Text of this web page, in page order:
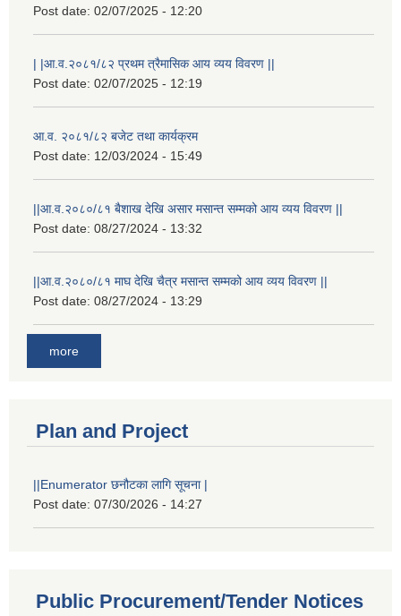
Post date: 02/07/2025 - 12:20
| |आ.व.२०८१/८२ प्रथम त्रैमासिक आय व्यय विवरण ||
Post date: 02/07/2025 - 12:19
आ.व. २०८१/८२ बजेट तथा कार्यक्रम
Post date: 12/03/2024 - 15:49
||आ.व.२०८०/८१ बैशाख देखि असार मसान्त सम्मको आय व्यय विवरण ||
Post date: 08/27/2024 - 13:32
||आ.व.२०८०/८१ माघ देखि चैत्र मसान्त सम्मको आय व्यय विवरण ||
Post date: 08/27/2024 - 13:29
more
Plan and Project
||Enumerator छनौटका लागि सूचना |
Post date: 07/30/2026 - 14:27
Public Procurement/Tender Notices